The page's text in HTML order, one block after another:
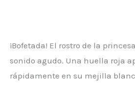
¡Bofetada! El rostro de la
sonido agudo. Una huella roja
rápidamente en su mejilla